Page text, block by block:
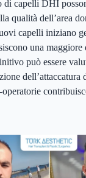
di capelli DHI
qualità dell’area
capelli iniziano
una maggiore
può essere
dell’attaccatura